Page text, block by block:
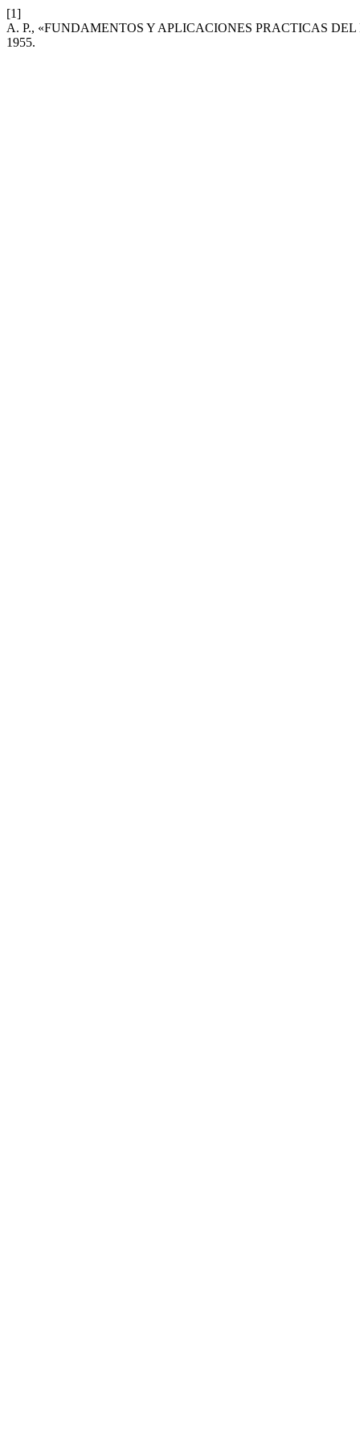
[1]
A. P., «FUNDAMENTOS Y APLICACIONES PRACTICAS
1955.